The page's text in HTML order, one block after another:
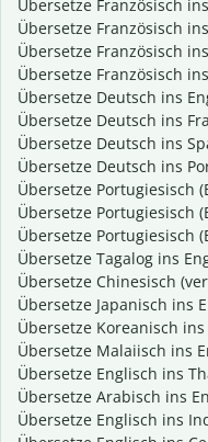
Übersetze Französisch
Übersetze Französisch
Übersetze Französisch
Übersetze Französisch
Übersetze Deutsch ins
Übersetze Deutsch ins
Übersetze Deutsch ins
Übersetze Deutsch ins
Übersetze Portugiesisch
Übersetze Portugiesisch
Übersetze Portugiesisch
Übersetze Tagalog ins
Übersetze Chinesisch
Übersetze Japanisch ins
Übersetze Koreanisch
Übersetze Malaiisch ins
Übersetze Englisch ins
Übersetze Arabisch ins
Übersetze Englisch ins